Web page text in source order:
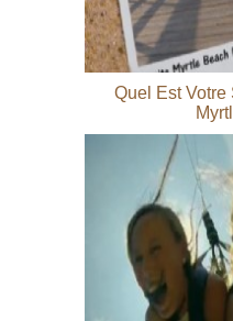
Quel Est Votre